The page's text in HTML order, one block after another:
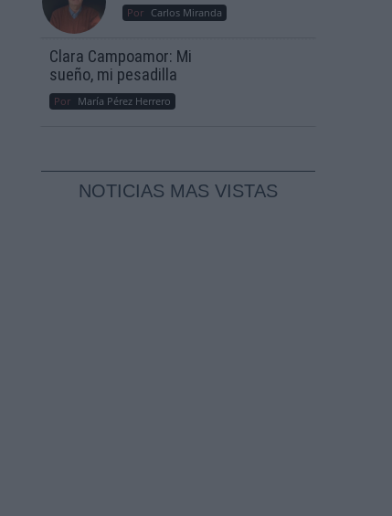
Por Carlos Miranda
Clara Campoamor: Mi
sueño, mi pesadilla
Por María Pérez Herrero
NOTICIAS MAS VISTAS